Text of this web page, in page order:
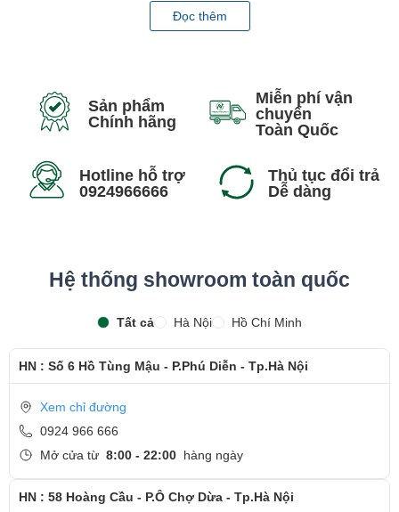
nhất và đồ họa NVIDIA GeForce RTX 40 Series. Điều này mang lại
thực và mượt mà. Cùng những tiến bộ của Alienware Cryo-Tech
như Element 31 và HyperEfficient, laptop gaming của bạn có thể
chiến đấu nhiều giờ liền mà không bị quá tải nhiệt.
Đọc thêm
Sản phẩm
Chính hãng
Miễn phí vận
chuyển
Toàn Quốc
Hotline hỗ trợ
0924966666
Thủ tục đổi trả
Dễ dàng
Hệ thống showroom toàn quốc
Tất cả Hà Nội Hồ Chí Minh
HN : Số 6 Hồ Tùng Mậu - P.Phú Diễn - Tp.Hà Nội
Xem chỉ đường
0924 966 666
Mở cửa từ 8:00 - 22:00 hàng ngày
HN : 58 Hoàng Cầu - P.Ô Chợ Dừa - Tp.Hà Nội